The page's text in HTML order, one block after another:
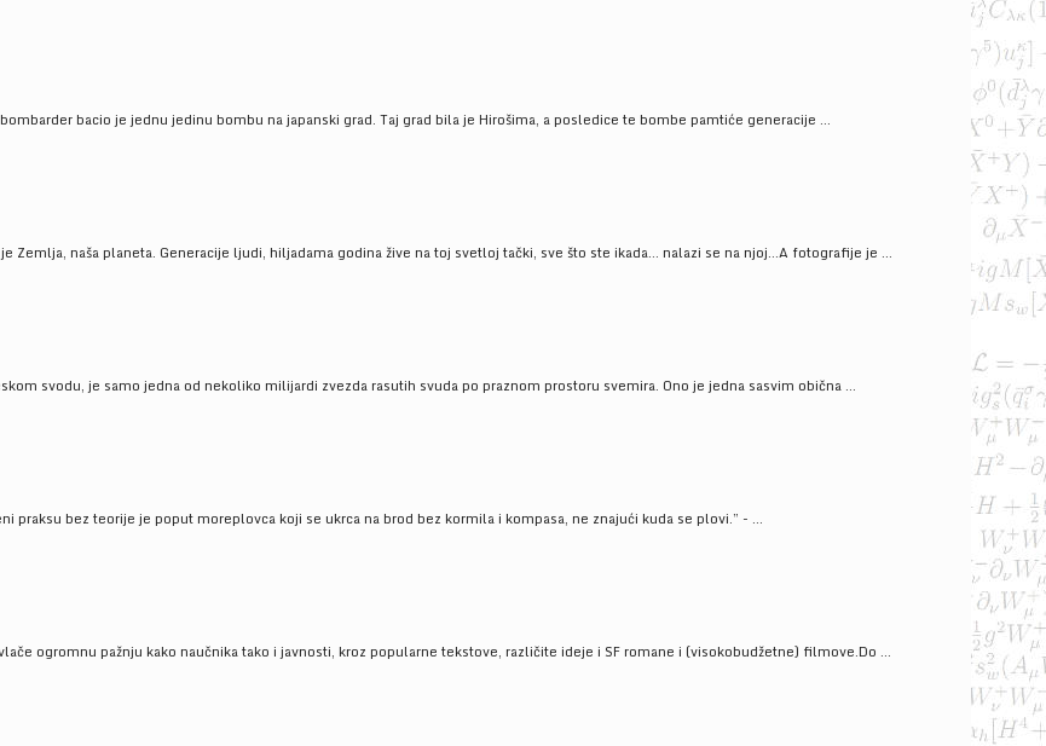
bacio je jednu jedinu bombu na japanski grad. Taj grad bila je Hirošima, a posledice te bombe pamtiće generacije ...
Zemlja, naša planeta. Generacije ljudi, hiljadama godina žive na toj svetloj tački, sve što ste ikada… nalazi se na njoj…A fotografije je ...
svodu, je samo jedna od nekoliko milijardi zvezda rasutih svuda po praznom prostoru svemira. Ono je jedna sasvim obična ...
praksu bez teorije je poput moreplovca koji se ukrca na brod bez kormila i kompasa, ne znajući kuda se plovi.” - ...
ogromnu pažnju kako naučnika tako i javnosti, kroz popularne tekstove, različite ideje i SF romane i (visokobudžetne) filmove.Do ...